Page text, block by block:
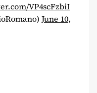
VP4scFzbiI
June 10,